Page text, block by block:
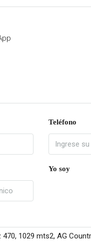
Teléfono
Yo soy